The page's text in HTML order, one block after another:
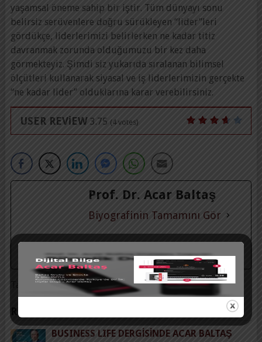
yaşamsal öneme sahip bir iştir. Tüm dünyayı sonu
belirsiz serüvenlere doğru sürükleyen “lider”leri
gördükçe, liderlerimizi belirlerken ne kadar titiz
davranmak zorunda olduğumuzu bir kez daha
görmekteyiz. Şimdi siz yukarıda sıralanan bilimsel
ölçütleri kullanarak siyasal ve iş liderlerimizin gerçekte
“ne kadar lider” olduklarına karar verebilirsiniz.
USER REVIEW 3.75 (4votes)
Prof. Dr. Acar Baltaş
Biyografinin Tamamını Gör
Acar Baltaş, CEO's Dergisi
BUSINESS LIFE DERGİSİNDE ACAR BALTAŞ